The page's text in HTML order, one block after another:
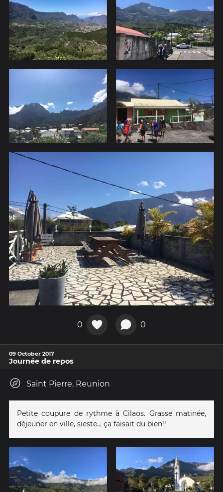
0 0
09 October 2017
Journée de repos
Saint Pierre, Reunion
Petite coupure de rythme à Cilaos. Grasse matinée,
déjeuner en ville, sieste... ça faisait du bien!!